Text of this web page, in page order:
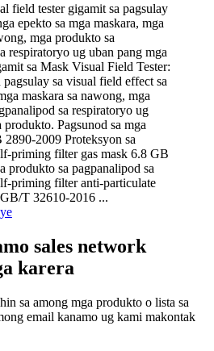
field tester gigamit sa pagsulay
epekto sa mga maskara, mga
mga produkto sa
respiratoryo ug uban pang mga
sa Mask Visual Field Tester:
sa visual field effect sa
maskara sa nawong, mga
sa respiratoryo ug
produkto. Pagsunod sa mga
2890-2009 Proteksyon sa
priming filter gas mask 6.8 GB
produkto sa pagpanalipod sa
priming filter anti-particulate
T 32610-2016 ...
sales network
karera
sa among mga produkto o lista sa
email kanamo ug kami makontak